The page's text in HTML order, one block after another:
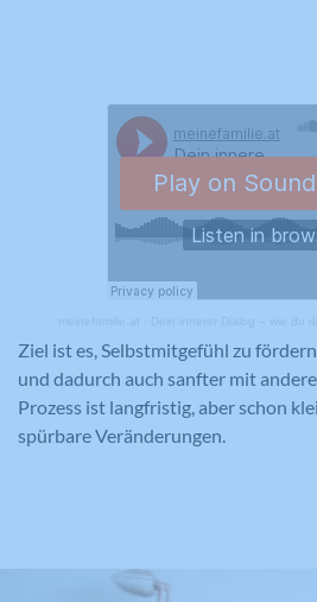
Ziel ist es, Selbstmitgefühl zu
und dadurch auch sanfter mit
Prozess ist langfristig, aber schon
spürbare Veränderungen.